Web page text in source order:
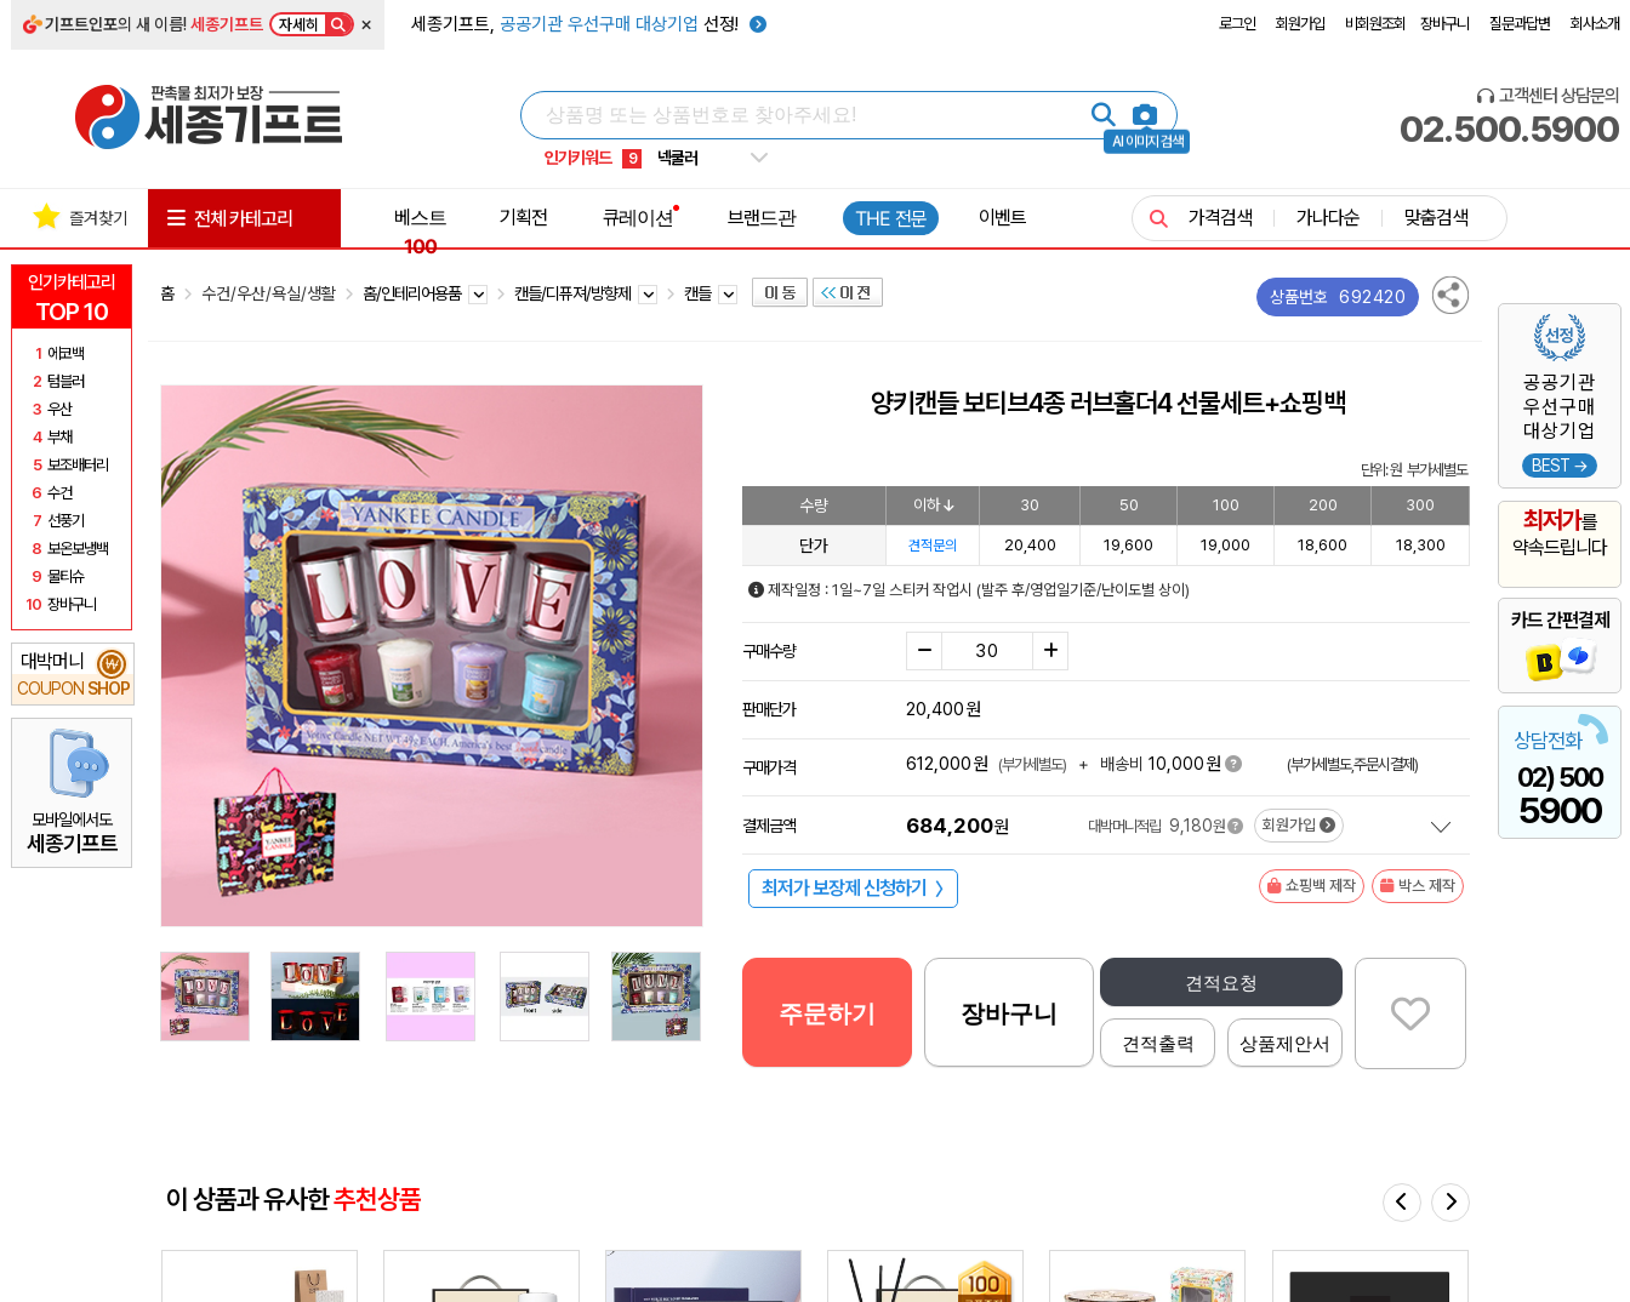
기프트인포의 새 이름!세종기프트 자세히 × 세종기프트, 공공기관 우선구매 대상기업 선정! 로그인 회원가입 비회원조회 장바구니 질문과답변 회사소개
AI 이미지 검색
인기키워드
5 키캡
8 쿨토시
9 넥쿨러
1 선풍기
고객센터 상담문의
02.500.5900
인기카테고리
TOP 10
1 에코백
2 텀블러
3 우산
4 부채
5 보조배터리
6 수건
7 선풍기
8 보온보냉백
9 물티슈
10 장바구니
대박머니
COUPON SHOP
₩
모바일에서도
세종기프트
공공기관
우선구매
대상기업
BEST →
최저가를
약속드립니다
카드 간편결제
상담전화
02) 500
5900
즐겨찾기 전체 카테고리
베스트
100
기획전 큐레이션 브랜드관 THE 전문 이벤트 가격검색 가나다순 맞춤검색
홈 수건/우산/욕실/생활 홈/인테리어용품 캔들/디퓨져/방향제 캔들 상품번호 692420
양키캔들 보티브4종 러브홀더4 선물세트+쇼핑백
단위: 원 부가세별도
수량 이하 30 50 100 200 300
단가 견적문의 20,400 19,600 19,000 18,600 18,300
제작일정 : 1일~7일 스티커 작업시 (발주 후/영업일기준/난이도별 상이)
구매수량
판매단가 20,400원
구매가격 612,000원 (부가세별도) + 배송비 10,000원 (부가세별도,주문시결제)
결제금액 684,200원 대박머니적립 9,180원 회원가입
최저가 보장제 신청하기 〉 쇼핑백 제작 박스 제작
견적요청
견적출력 상품제안서
주문하기 장바구니
이 상품과 유사한추천상품